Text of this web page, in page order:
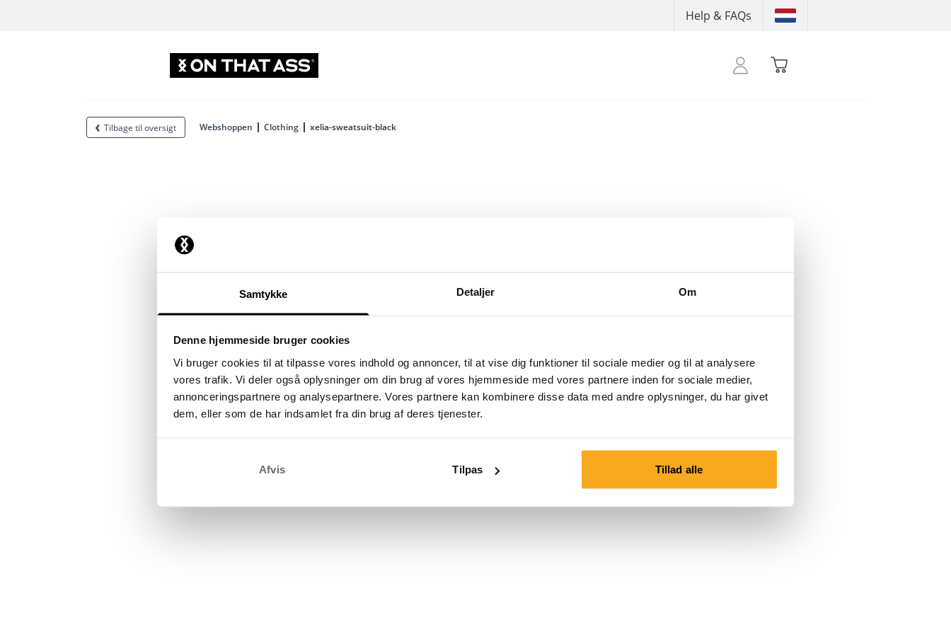
Samtykke Detaljer Om
Denne hjemmeside bruger cookies
Vi bruger cookies til at tilpasse vores indhold og annoncer, til at vise dig funktioner til sociale medier og til at analysere
vores trafik. Vi deler også oplysninger om din brug af vores hjemmeside med vores partnere inden for sociale medier,
annonceringspartnere og analysepartnere. Vores partnere kan kombinere disse data med andre oplysninger, du har givet
dem, eller som de har indsamlet fra din brug af deres tjenester.
Afvis Tilpas Tillad alle
Help & FAQs
Tilbage til oversigt Webshoppen Clothing xelia-sweatsuit-black